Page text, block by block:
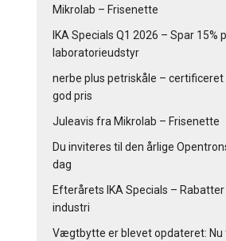
Mikrolab – Frisenette
IKA Specials Q1 2026 – Spar 15%
laboratorieudstyr
nerbe plus petriskåle – certificeret
god pris
Juleavis fra Mikrolab – Frisenette
Du inviteres til den årlige
dag
Efterårets IKA Specials –
industri
Vægtbytte er blevet opdateret: Nu